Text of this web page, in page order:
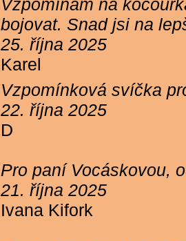
Vzpomínám na
bojovat. Snad jsi na
25. října 2025
Karel
Vzpomínková svíčka
22. října 2025
D
Pro paní Vocáskovou,
21. října 2025
Ivana Kifork